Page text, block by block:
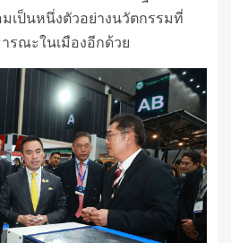
เป็นหนึ่งตัวอย่างนวัตกรรมที่
รณะในเมืองอีกด้วย